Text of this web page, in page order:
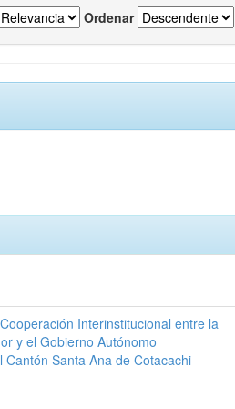
Ordenar
Interinstitucional entre la
y el Gobierno Autónomo
Santa Ana de Cotacachi